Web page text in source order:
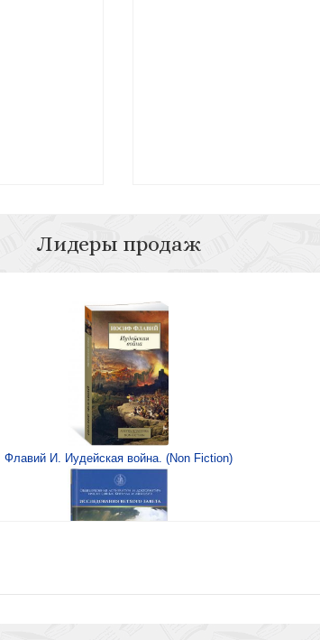
Лидеры продаж
Флавий И. Иудейская война. (Non Fiction)
Книга Иисуса Навина